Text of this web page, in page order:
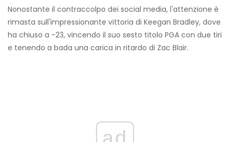
Nonostante il contraccolpo dei social media, l'attenzione è
rimasta sull'impressionante vittoria di Keegan Bradley, dove
ha chiuso a -23, vincendo il suo sesto titolo PGA con due tiri
e tenendo a bada una carica in ritardo di Zac Blair.